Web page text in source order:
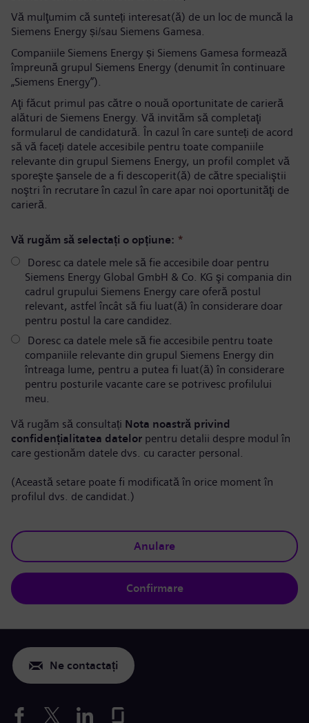
Vă mulţumim că sunteți interesat(ă) de un loc de muncă la
Siemens Energy și/sau Siemens Gamesa.
Companiile Siemens Energy și Siemens Gamesa formează
împreună grupul Siemens Energy (denumit în continuare
„Siemens Energy”).
Aţi făcut primul pas către o nouă oportunitate de carieră
alături de Siemens Energy. Vă invităm să completaţi
formularul de candidatură. În cazul în care sunteți de acord
să vă faceți datele accesibile pentru toate companiile
relevante din grupul Siemens Energy, un profil complet vă
sporeşte şansele de a fi descoperit(ă) de către specialiştii
noştri în recrutare în cazul în care apar noi oportunităţi de
carieră.
Vă rugăm să selectați o opțiune: *
Doresc ca datele mele să fie accesibile doar pentru
Siemens Energy Global GmbH & Co. KG şi compania din
cadrul grupului Siemens Energy care oferă postul
relevant, astfel încât să fiu luat(ă) în considerare doar
pentru postul la care candidez.
Doresc ca datele mele să fie accesibile pentru toate
companiile relevante din grupul Siemens Energy din
întreaga lume, pentru a putea fi luat(ă) în considerare
pentru posturile vacante care se potrivesc profilului
meu.
Vă rugăm să consultați Nota noastră privind
confidențialitatea datelor pentru detalii despre modul în
care gestionăm datele dvs. cu caracter personal.
(Această setare poate fi modificată în orice moment în
profilul dvs. de candidat.)
Anulare
Confirmare
Ne contactați